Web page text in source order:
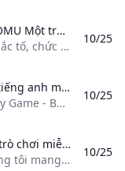
CÁC TRÒ CHƠI UNO miễn phí POMU Một trò chơi: Thẻ màu thay đổi sắc tố chức năng hướng và giá trị thành tiếng khóc điếc tai và chiến thắng của "Một!" Trong các trò chơi Một miễn phí năng động này.
Một trò chơi: Thẻ màu thay đổi sắc tố, chức năng, hướng và giá trị thành tiếng khóc điếc tai và chiến thắng của &quot;Một!&quot; Trong các trò chơi Một miễn phí năng động này. 101010Goodgame Empire 10 101010Mahjong Cards 10 101010Solitaire Story Tripeaks 3 10 9.910103Governor Of Poker 3 9.9 9.91010Gin Rummy Classic 9.9 9.81010Mountain Solitaire 9.8 9.81010Crescent Solitaire 9.8 9.81010Solitaire Classic Christmas 9.8 9.81010Duo Cards 9.8 9.81010Refuge Solitaire 9.
10/25
Easy Games - Chơi game & Học tiếng anh miễn phí. Học tiếng anh miễn phí trên Easy Game - Bộ game học ngoại ngữ hiệu quả nhất dành cho trẻ: Game học từ vựng game ngữ pháp học và chơi trên điện thoại.
Học tiếng anh miễn phí trên Easy Game - Bộ game học ngoại ngữ hiệu quả nhất dành cho trẻ: Game học từ vựng, game ngữ pháp, học và chơi trên điện thoại. Hệ thống Games learning English được tổ chức vô cùng phù hợp với quá trình học của trẻ, trẻ sẽ lần lượt được làm quen với Từ vựng, cách tổ chức câu và ngữ pháp. Chỉ cần chơi hết 25 games, học sinh sẽ có những tiến bộ vượt bậc
10/25
1000 trò chơi miễn phí Tại 1000 trò chơi miễn phí - chúng tôi mang đến cho bạn danh sách hơn 1000 game chọn lọc hay nhất thuộc các thể loại như:…
Tại 1000 trò chơi miễn phí - chúng tôi mang đến cho bạn danh sách hơn 1000 game chọn lọc hay nhất thuộc các thể loại như:…
10/25